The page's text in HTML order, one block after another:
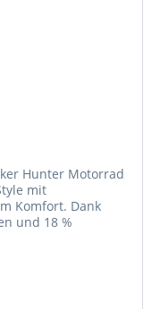
Hunter Motorrad
mit
Komfort. Dank
und 18 %